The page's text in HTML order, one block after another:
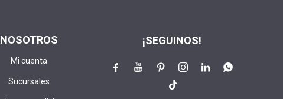
NOSOTROS
Mi cuenta
Sucursales
¡SEGUINOS!
    

